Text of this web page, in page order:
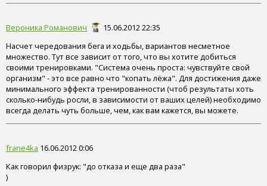
Вероника Романович
15.06.2012 22:35
Насчет чередования бега и ходьбы, вариантов несметное
множество. Тут все зависит от того, что вы хотите добиться
своими тренировками. "Система очень проста: чувствуйте свой
организм" - это все равно что "копать лёжа". Для достижения даже
минимального эффекта тренированности (чтоб результаты хоть
сколько-нибудь росли, в зависимости от ваших целей) необходимо
всегда делать чуть больше, чем, как вам кажется, вы можете.
frane4ka 16.06.2012 0:06
Как говорил физрук: "до отказа и еще два раза"
)